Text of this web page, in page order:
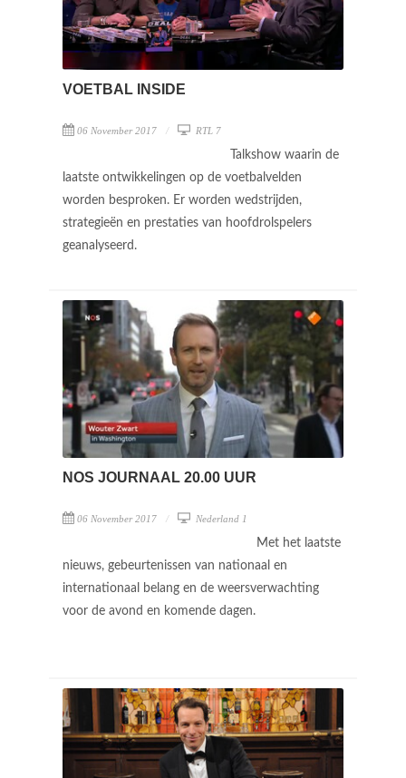
VOETBAL INSIDE
06 November 2017 RTL 7
Talkshow waarin de
laatste ontwikkelingen op de voetbalvelden
worden besproken. Er worden wedstrijden,
strategieën en prestaties van hoofdrolspelers
geanalyseerd.
NOS JOURNAAL 20.00 UUR
06 November 2017 Nederland 1
Met het laatste
nieuws, gebeurtenissen van nationaal en
internationaal belang en de weersverwachting
voor de avond en komende dagen.